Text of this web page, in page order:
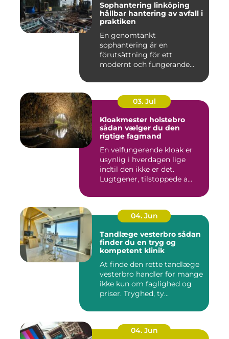
Sophantering linköping
hållbar hantering av avfall i
praktiken
En genomtänkt
sophantering är en
förutsättning för ett
modernt och fungerande
03. Jul
Kloakmester holstebro
sådan vælger du den
rigtige fagmand
En velfungerende kloak er
usynlig i hverdagen lige
indtil den ikke er det.
Lugtgener, tilstoppede a...
04. Jun
Tandlæge vesterbro sådan
finder du en tryg og
kompetent klinik
At finde den rette tandlæge
vesterbro handler for mange
ikke kun om faglighed og
priser. Tryghed, ty...
04. Jun